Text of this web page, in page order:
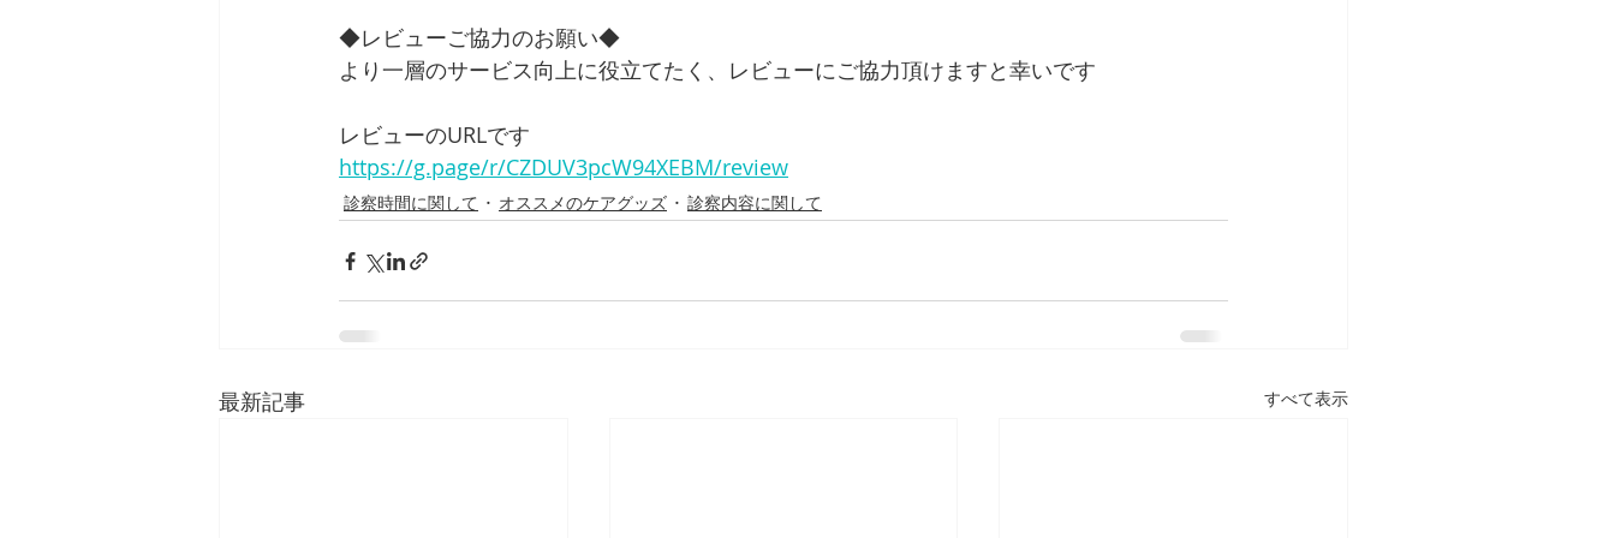
◆レビューご協力のお願い◆
より一層のサービス向上に役立てたく、レビューにご協力頂けますと幸いです
レビューのURLです
https://g.page/r/CZDUV3pcW94XEBM/review
診察時間に関して オススメのケアグッズ 診察内容に関して
最新記事 すべて表示